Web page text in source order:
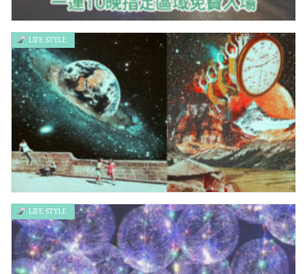
海洋公園聖誕全城Hohoho！一連10晚指定區域免費入場
靛藍小孩———新時代小孩的先鋒
LIFE STYLE
LIFE STYLE